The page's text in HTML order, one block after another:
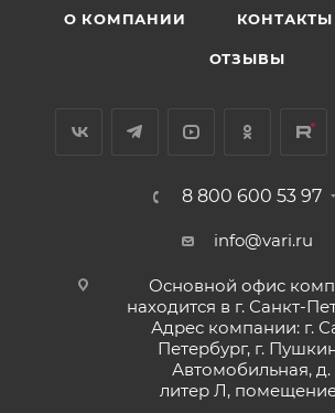
О КОМПАНИИ КОНТАКТЫ
ОТЗЫВЫ
8 800 600 53 97
info@vari.ru
Основной офис
находится в г. Санкт-
Адрес компании: г.
Петербург, г.
Автомобильная, д.
литер Л,